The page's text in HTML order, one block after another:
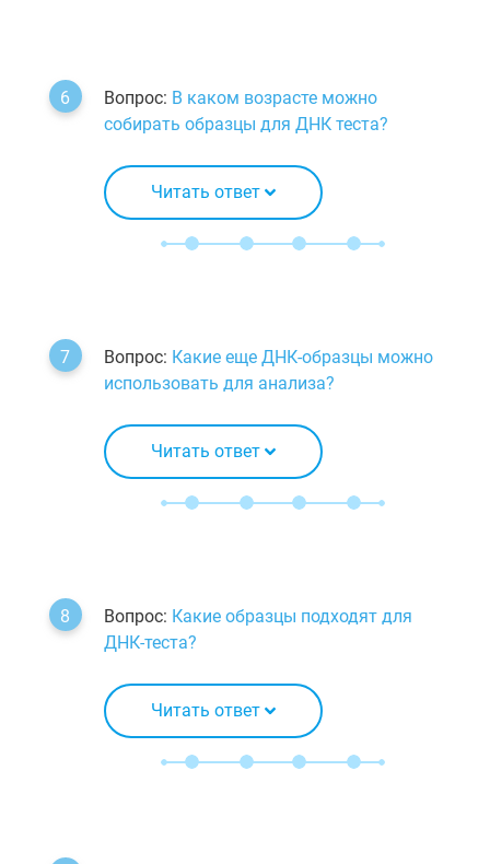
Вопрос: В каком возрасте можно
собирать образцы для ДНК теста?
Читать ответ
Вопрос: Какие еще ДНК-образцы можно
использовать для анализа?
Читать ответ
Вопрос: Какие образцы подходят для
ДНК-теста?
Читать ответ